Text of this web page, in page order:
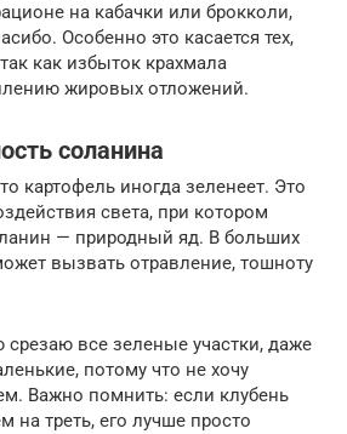
на кабачки или брокколи,
Особенно это касается тех,
как избыток крахмала
жировых отложений.
соланина
картофель иногда зеленеет. Это
света, при котором
— природный яд. В больших
вызвать отравление, тошноту
срезаю все зеленые участки, даже
потому что не хочу
Важно помнить: если клубень
на треть, его лучше просто